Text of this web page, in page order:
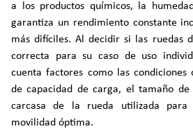
a los productos químicos, la
garantiza un rendimiento constante
más difíciles. Al decidir si las ruedas
correcta para su caso de uso
cuenta factores como las condiciones
de capacidad de carga, el tamaño
carcasa de la rueda utilizada
movilidad óptima.